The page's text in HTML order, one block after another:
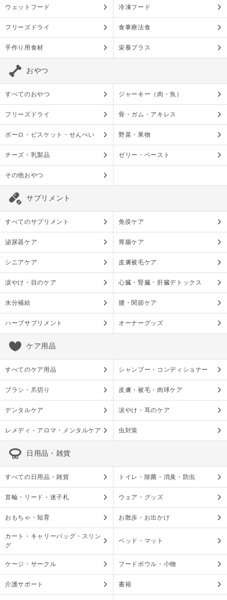
ウェットフード 冷凍フード
フリーズドライ 食事療法食
手作り用食材 栄養プラス
おやつ
すべてのおやつ ジャーキー（肉・魚）
フリーズドライ 骨・ガム・アキレス
ボーロ・ビスケット・せんべい 野菜・果物
チーズ・乳製品 ゼリー・ペースト
その他おやつ
サプリメント
すべてのサプリメント 免疫ケア
泌尿器ケア 胃腸ケア
シニアケア 皮膚被毛ケア
涙やけ・目のケア 心臓・腎臓・肝臓デトックス
水分補給 腰・関節ケア
ハーブサプリメント オーナーグッズ
ケア用品
すべてのケア用品 シャンプー・コンディショナー
ブラシ・爪切り 皮膚・被毛・肉球ケア
デンタルケア 涙やけ・耳のケア
レメディ・アロマ・メンタルケア 虫対策
日用品・雑貨
すべての日用品・雑貨 トイレ・除菌・消臭・防虫
首輪・リード・迷子札 ウェア・グッズ
おもちゃ・知育 お散歩・お出かけ
カート・キャリーバッグ・スリン
グ
ベッド・マット
ケージ・サークル フードボウル・小物
介護サポート 書籍